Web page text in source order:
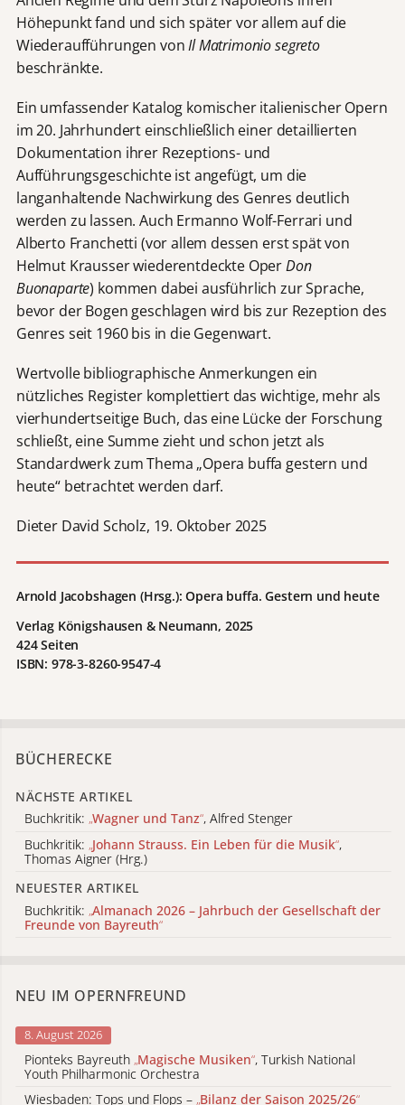
Höhepunkt fand und sich später vor allem auf die
Wiederaufführungen vonIl Matrimonio segreto
beschränkte.
Ein umfassender Katalog komischer italienischer Opern
im 20. Jahrhundert einschließlich einer detaillierten
Dokumentation ihrer Rezeptions- und
Aufführungsgeschichte ist angefügt, um die
langanhaltende Nachwirkung des Genres deutlich
werden zu lassen. Auch Ermanno Wolf-Ferrari und
Alberto Franchetti (vor allem dessen erst spät von
Helmut Krausser wiederentdeckte OperDon
Buonaparte) kommen dabei ausführlich zur Sprache,
bevor der Bogen geschlagen wird bis zur Rezeption des
Genres seit 1960 bis in die Gegenwart.
Wertvolle bibliographische Anmerkungen ein
nützliches Register komplettiert das wichtige, mehr als
vierhundertseitige Buch, das eine Lücke der Forschung
schließt, eine Summe zieht und schon jetzt als
Standardwerk zum Thema „Opera buffa gestern und
heute“ betrachtet werden darf.
Dieter David Scholz, 19. Oktober 2025
Arnold Jacobshagen (Hrsg.): Opera buffa. Gestern und heute
Verlag Königshausen & Neumann, 2025
424 Seiten
ISBN: 978-3-8260-9547-4
BÜCHERECKE
NÄCHSTE ARTIKEL
Buchkritik: „Wagner und Tanz“, Alfred Stenger
Buchkritik: „Johann Strauss. Ein Leben für die Musik“,
Thomas Aigner (Hrg.)
NEUESTER ARTIKEL
Buchkritik: „Almanach 2026 – Jahrbuch der Gesellschaft der
Freunde von Bayreuth“
NEU IM OPERNFREUND
8. August 2026
Pionteks Bayreuth „Magische Musiken“, Turkish National
Youth Philharmonic Orchestra
Wiesbaden: Tops und Flops – „Bilanz der Saison 2025/26“